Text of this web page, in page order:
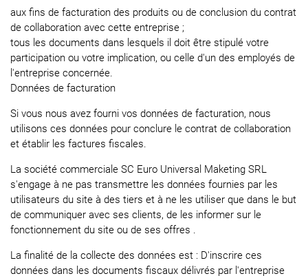
aux fins de facturation des produits ou de conclusion du contrat
de collaboration avec cette entreprise ;
tous les documents dans lesquels il doit être stipulé votre
participation ou votre implication, ou celle d'un des employés de
l'entreprise concernée.
Données de facturation
Si vous nous avez fourni vos données de facturation, nous
utilisons ces données pour conclure le contrat de collaboration
et établir les factures fiscales.
La société commerciale SC Euro Universal Maketing SRL
s'engage à ne pas transmettre les données fournies par les
utilisateurs du site à des tiers et à ne les utiliser que dans le but
de communiquer avec ses clients, de les informer sur le
fonctionnement du site ou de ses offres .
La finalité de la collecte des données est : D'inscrire ces
données dans les documents fiscaux délivrés par l'entreprise